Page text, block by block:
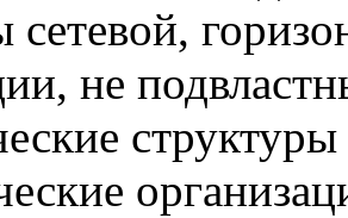
сетевой,
не